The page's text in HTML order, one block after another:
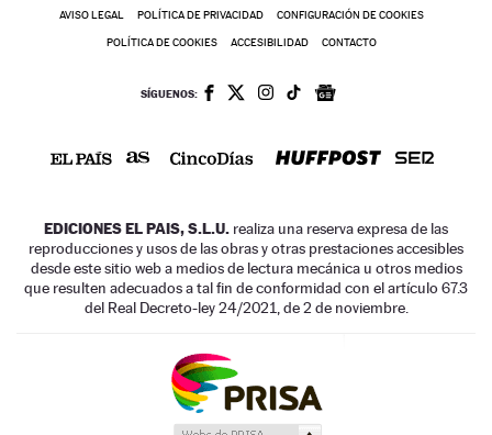
AVISO LEGAL POLÍTICA DE PRIVACIDAD CONFIGURACIÓN DE COOKIES
POLÍTICA DE COOKIES ACCESIBILIDAD CONTACTO
SÍGUENOS:
EDICIONES EL PAIS, S.L.U. realiza una reserva expresa de las
reproducciones y usos de las obras y otras prestaciones accesibles
desde este sitio web a medios de lectura mecánica u otros medios
que resulten adecuados a tal fin de conformidad con el artículo 67.3
del Real Decreto-ley 24/2021, de 2 de noviembre.